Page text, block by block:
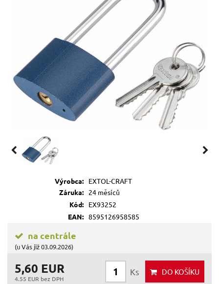
Výrobca:
EXTOL-CRAFT
Záruka:
24 měsíců
Kód:
EX93252
EAN: 8595126958585
na centrále
(u Vás již 03.09.2026)
5,60 EUR
4.55 EUR bez DPH
Ks DO KOŠÍKU